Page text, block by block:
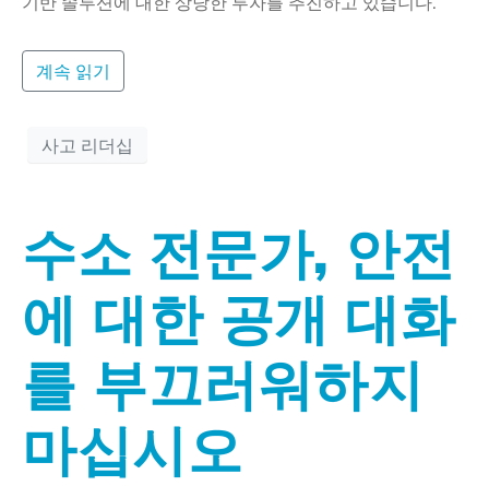
계속 읽기
사고 리더십
수소 전문가, 안전
에 대한 공개 대화
를 부끄러워하지
마십시오